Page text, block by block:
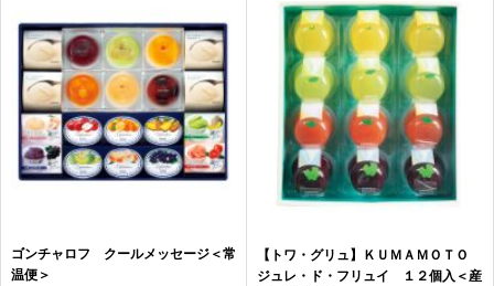
ゴンチャロフ クールメッセージ＜常
温便＞
【トワ・グリュ】ＫＵＭＡＭＯＴＯ
ジュレ・ド・フリュイ １２個入＜産